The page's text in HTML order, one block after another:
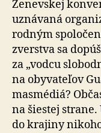
Ženevskej
uznávaná
rod­ným
zverstva sa
za „vodcu
na oby­va­te­ľov
mas­médiá?
na šiestej
do kra­jiny